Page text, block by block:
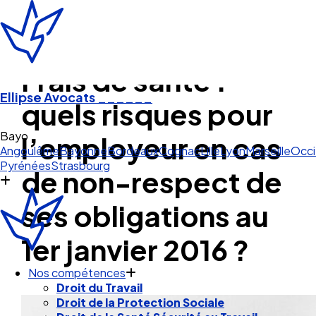
Ellipse Avocats______
Bayonne
AngoulêmeBayonneBordeauxCognacLilleLyonMarseille
PyrénéesStrasbourg
Nos compétences
Droit du Travail
Droit de la Protection Sociale
Frais de santé :
quels risques pour
l’employeur en cas
de non-respect de
ses obligations au
1er janvier 2016 ?